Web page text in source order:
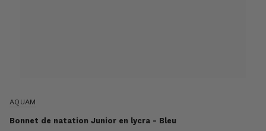
AQUAM
Bonnet de natation Junior en lycra - Bleu